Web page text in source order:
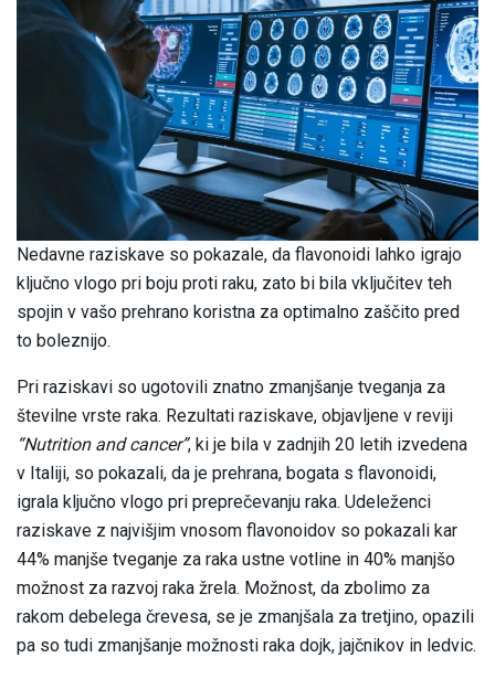
Nedavne raziskave so pokazale, da flavonoidi lahko igrajo
ključno vlogo pri boju proti raku, zato bi bila vključitev teh
spojin v vašo prehrano koristna za optimalno zaščito pred
to boleznijo.
Pri raziskavi so ugotovili znatno zmanjšanje tveganja za
številne vrste raka. Rezultati raziskave, objavljene v reviji
“Nutrition and cancer”, ki je bila v zadnjih 20 letih izvedena
v Italiji, so pokazali, da je prehrana, bogata s flavonoidi,
igrala ključno vlogo pri preprečevanju raka. Udeleženci
raziskave z najvišjim vnosom flavonoidov so pokazali kar
44% manjše tveganje za raka ustne votline in 40% manjšo
možnost za razvoj raka žrela. Možnost, da zbolimo za
rakom debelega črevesa, se je zmanjšala za tretjino, opazili
pa so tudi zmanjšanje možnosti raka dojk, jajčnikov in ledvic.